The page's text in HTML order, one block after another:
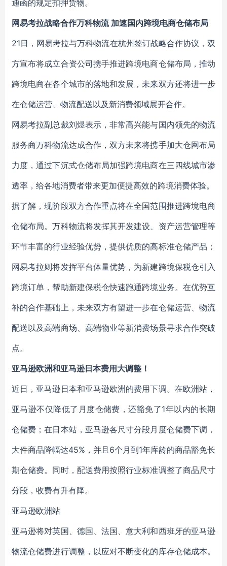
通函的规定扣押货物。
网易考拉战略合作万科物流 加速国内跨境电商仓储布局
21日，网易考拉与万科物流在杭州签订战略合作协议，双
方宣布将成立合资公司携手推进跨境电商仓储布局，推动
跨境电商在各个城市的落地和发展，未来双方还将进一步
在仓储运营、物流配送以及新消费领域展开合作。
网易考拉副总裁刘煜表示，非常高兴能与国内领先的物流
服务商万科物流达成合作，双方未来将携手加大仓网布局
力度，通过下沉式仓储布局加强跨境电商在三四线城市渗
透率，给各地消费者带来更加便捷高效的跨境消费体验。
据了解，现阶段双方合作重点将在全国范围推进跨境电商
仓储布局。万科物流将发挥其开发建设、资产运营管理等
环节丰富的行业经验优势，提供优质的高标准仓储产品；
网易考拉则将发挥平台体量优势，为新建跨境保税仓引入
跨境订单，帮助新建保税仓快速跑通跨境业务。在优势互
补的合作基础上，未来双方有望进一步在仓储运营、物流
配送以及高端商场、高端物业等新消费场景寻求合作突破
点。
亚马逊欧洲和亚马逊日本费用大调整！
近日，亚马逊日本和亚马逊欧洲的费用下调。在欧洲站，
亚马逊不仅降低了月度仓储费，还豁免了1年以内的长期
仓储费；在日本站，亚马逊各尺寸分段月度仓储费下调，
大件商品降幅达45%，并且6个月到1年库龄的商品豁免长
期仓储费。同时，配送费用按照行业标准调整了商品尺寸
分段，收费有升有降。
亚马逊欧洲站
亚马逊将对英国、德国、法国、意大利和西班牙的亚马逊
物流仓储费进行调整，以应对不断变化的库存仓储成本。